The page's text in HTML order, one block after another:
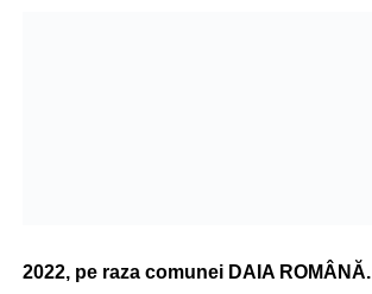
2022, pe raza comunei DAIA ROMÂNĂ.